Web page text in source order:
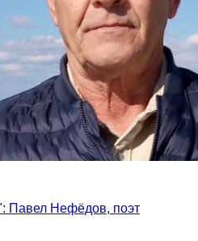
Павел Нефёдов, поэт